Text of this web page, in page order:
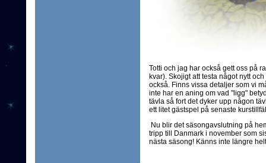
Totti och jag har också gett oss på
kvar). Skojigt att testa något nytt
också. Finns vissa detaljer som vi
inte har en aning om vad "ligg"
tävla så fort det dyker upp någon
ett litet gästspel på senaste
Nu blir det säsongavslutning på
tripp till Danmark i november som
nästa säsong! Känns inte längre